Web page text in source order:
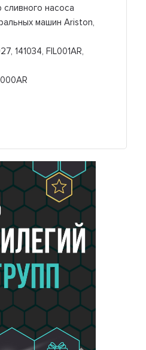
насоса
машин Ariston,
141034, FIL001AR,